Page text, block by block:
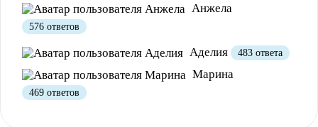
Анжела
576 ответов
Аделия 483 ответа
Марина
469 ответов